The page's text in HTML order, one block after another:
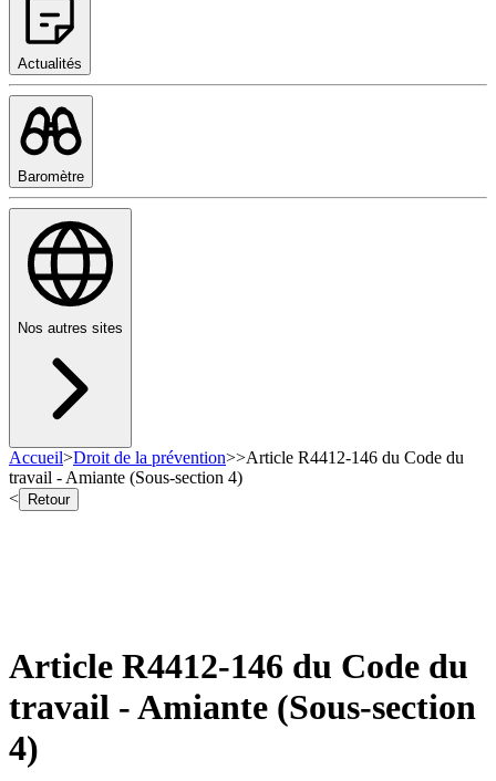
Actualités
Baromètre
Nos autres sites
Accueil>Droit de la prévention>>Article R4412-146 du Code du
travail - Amiante (Sous-section 4)
<
Retour
Article R4412-146 du Code du
travail - Amiante (Sous-section
4)